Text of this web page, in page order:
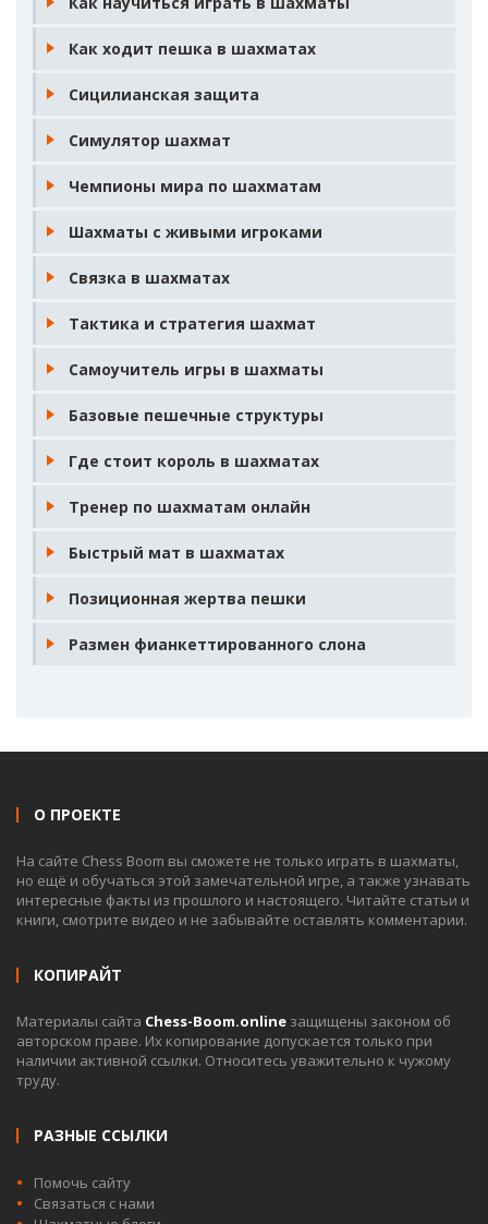
Как ходит пешка в шахматах
Сицилианская защита
Симулятор шахмат
Чемпионы мира по шахматам
Шахматы с живыми игроками
Связка в шахматах
Тактика и стратегия шахмат
Самоучитель игры в шахматы
Базовые пешечные структуры
Где стоит король в шахматах
Тренер по шахматам онлайн
Быстрый мат в шахматах
Позиционная жертва пешки
Размен фианкеттированного слона
О ПРОЕКТЕ
На сайте Chess Boom вы сможете не только играть в шахматы,
но ещё и обучаться этой замечательной игре, а также узнавать
интересные факты из прошлого и настоящего. Читайте статьи и
книги, смотрите видео и не забывайте оставлять комментарии.
КОПИРАЙТ
Материалы сайта Chess-Boom.online защищены законом об
авторском праве. Их копирование допускается только при
наличии активной ссылки. Относитесь уважительно к чужому
труду.
РАЗНЫЕ ССЫЛКИ
Помочь сайту
Связаться с нами